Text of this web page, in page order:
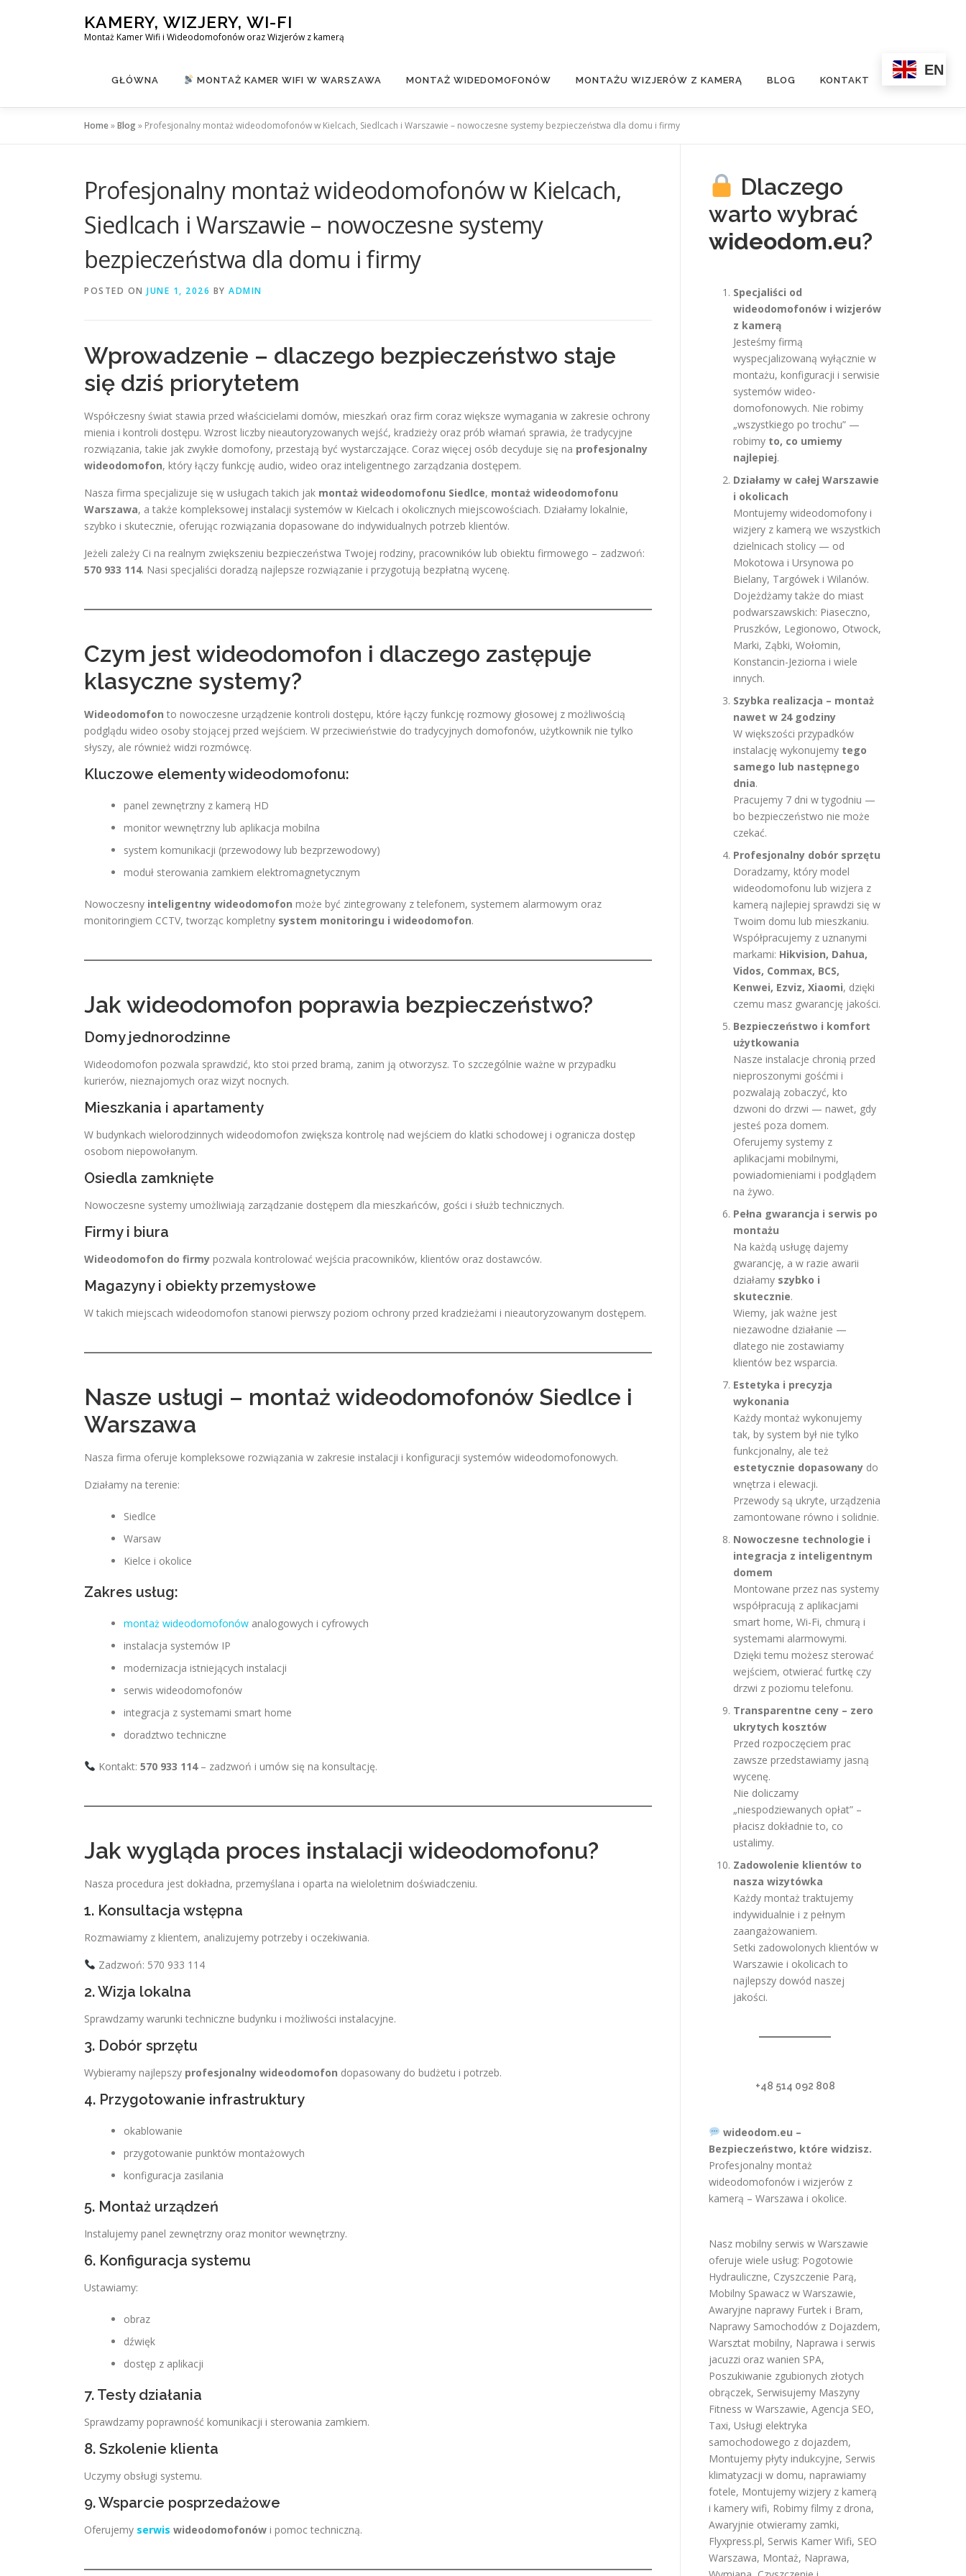
KAMERY, WIZJERY, WI-FI
Montaż Kamer Wifi i Wideodomofonów oraz Wizjerów z kamerą
GŁÓWNA MONTAŻ KAMER WIFI W WARSZAWA MONTAŻ WIDEDOMOFONÓW MONTAŻU WIZJERÓW Z KAMERĄ BLOG KONTAKT
EN
Home»Blog» Profesjonalny montaż wideodomofonów w Kielcach, Siedlcach i Warszawie – nowoczesne systemy bezpieczeństwa dla domu i firmy
Profesjonalny montaż wideodomofonów w Kielcach,
Siedlcach i Warszawie – nowoczesne systemy
bezpieczeństwa dla domu i firmy
POSTED ON JUNE 1, 2026 BY ADMIN
Wprowadzenie – dlaczego bezpieczeństwo staje
się dziś priorytetem
Współczesny świat stawia przed właścicielami domów, mieszkań oraz firm coraz większe wymagania w zakresie ochrony
mienia i kontroli dostępu. Wzrost liczby nieautoryzowanych wejść, kradzieży oraz prób włamań sprawia, że tradycyjne
rozwiązania, takie jak zwykłe domofony, przestają być wystarczające. Coraz więcej osób decyduje się na profesjonalny
wideodomofon, który łączy funkcję audio, wideo oraz inteligentnego zarządzania dostępem.
Nasza firma specjalizuje się w usługach takich jak montaż wideodomofonu Siedlce, montaż wideodomofonu
Warszawa, a także kompleksowej instalacji systemów w Kielcach i okolicznych miejscowościach. Działamy lokalnie,
szybko i skutecznie, oferując rozwiązania dopasowane do indywidualnych potrzeb klientów.
Jeżeli zależy Ci na realnym zwiększeniu bezpieczeństwa Twojej rodziny, pracowników lub obiektu firmowego – zadzwoń:
570 933 114. Nasi specjaliści doradzą najlepsze rozwiązanie i przygotują bezpłatną wycenę.
Czym jest wideodomofon i dlaczego zastępuje
klasyczne systemy?
Wideodomofon to nowoczesne urządzenie kontroli dostępu, które łączy funkcję rozmowy głosowej z możliwością
podglądu wideo osoby stojącej przed wejściem. W przeciwieństwie do tradycyjnych domofonów, użytkownik nie tylko
słyszy, ale również widzi rozmówcę.
Kluczowe elementy wideodomofonu:
panel zewnętrzny z kamerą HD
monitor wewnętrzny lub aplikacja mobilna
system komunikacji (przewodowy lub bezprzewodowy)
moduł sterowania zamkiem elektromagnetycznym
Nowoczesny inteligentny wideodomofon może być zintegrowany z telefonem, systemem alarmowym oraz
monitoringiem CCTV, tworząc kompletny system monitoringu i wideodomofon.
Jak wideodomofon poprawia bezpieczeństwo?
Domy jednorodzinne
Wideodomofon pozwala sprawdzić, kto stoi przed bramą, zanim ją otworzysz. To szczególnie ważne w przypadku
kurierów, nieznajomych oraz wizyt nocnych.
Mieszkania i apartamenty
W budynkach wielorodzinnych wideodomofon zwiększa kontrolę nad wejściem do klatki schodowej i ogranicza dostęp
osobom niepowołanym.
Osiedla zamknięte
Nowoczesne systemy umożliwiają zarządzanie dostępem dla mieszkańców, gości i służb technicznych.
Firmy i biura
Wideodomofon do firmy pozwala kontrolować wejścia pracowników, klientów oraz dostawców.
Magazyny i obiekty przemysłowe
W takich miejscach wideodomofon stanowi pierwszy poziom ochrony przed kradzieżami i nieautoryzowanym dostępem.
Nasze usługi – montaż wideodomofonów Siedlce i
Warszawa
Nasza firma oferuje kompleksowe rozwiązania w zakresie instalacji i konfiguracji systemów wideodomofonowych.
Działamy na terenie:
Siedlce
Warsaw
Kielce i okolice
Zakres usług:
montaż wideodomofonów analogowych i cyfrowych
instalacja systemów IP
modernizacja istniejących instalacji
serwis wideodomofonów
integracja z systemami smart home
doradztwo techniczne
Kontakt: 570 933 114– zadzwoń i umów się na konsultację.
Jak wygląda proces instalacji wideodomofonu?
Nasza procedura jest dokładna, przemyślana i oparta na wieloletnim doświadczeniu.
1. Konsultacja wstępna
Rozmawiamy z klientem, analizujemy potrzeby i oczekiwania.
Zadzwoń: 570 933 114
2. Wizja lokalna
Sprawdzamy warunki techniczne budynku i możliwości instalacyjne.
3. Dobór sprzętu
Wybieramy najlepszy profesjonalny wideodomofon dopasowany do budżetu i potrzeb.
4. Przygotowanie infrastruktury
okablowanie
przygotowanie punktów montażowych
konfiguracja zasilania
5. Montaż urządzeń
Instalujemy panel zewnętrzny oraz monitor wewnętrzny.
6. Konfiguracja systemu
Ustawiamy:
obraz
dźwięk
dostęp z aplikacji
7. Testy działania
Sprawdzamy poprawność komunikacji i sterowania zamkiem.
8. Szkolenie klienta
Uczymy obsługi systemu.
9. Wsparcie posprzedażowe
Oferujemy serwis wideodomofonów i pomoc techniczną.
Dlaczego
warto wybrać
wideodom.eu?
Specjaliści od
wideodomofonów i wizjerów
z kamerą
Jesteśmy firmą
wyspecjalizowaną wyłącznie w
montażu, konfiguracji i serwisie
systemów wideo-
domofonowych. Nie robimy
„wszystkiego po trochu” —
robimy to, co umiemy
najlepiej.
Działamy w całej Warszawie
i okolicach
Montujemy wideodomofony i
wizjery z kamerą we wszystkich
dzielnicach stolicy — od
Mokotowa i Ursynowa po
Bielany, Targówek i Wilanów.
Dojeżdżamy także do miast
podwarszawskich: Piaseczno,
Pruszków, Legionowo, Otwock,
Marki, Ząbki, Wołomin,
Konstancin-Jeziorna i wiele
innych.
Szybka realizacja – montaż
nawet w 24 godziny
W większości przypadków
instalację wykonujemy tego
samego lub następnego
dnia.
Pracujemy 7 dni w tygodniu —
bo bezpieczeństwo nie może
czekać.
Profesjonalny dobór sprzętu
Doradzamy, który model
wideodomofonu lub wizjera z
kamerą najlepiej sprawdzi się w
Twoim domu lub mieszkaniu.
Współpracujemy z uznanymi
markami: Hikvision, Dahua,
Vidos, Commax, BCS,
Kenwei, Ezviz, Xiaomi, dzięki
czemu masz gwarancję jakości.
Bezpieczeństwo i komfort
użytkowania
Nasze instalacje chronią przed
nieproszonymi gośćmi i
pozwalają zobaczyć, kto
dzwoni do drzwi — nawet, gdy
jesteś poza domem.
Oferujemy systemy z
aplikacjami mobilnymi,
powiadomieniami i podglądem
na żywo.
Pełna gwarancja i serwis po
montażu
Na każdą usługę dajemy
gwarancję, a w razie awarii
działamy szybko i
skutecznie.
Wiemy, jak ważne jest
niezawodne działanie —
dlatego nie zostawiamy
klientów bez wsparcia.
Estetyka i precyzja
wykonania
Każdy montaż wykonujemy
tak, by system był nie tylko
funkcjonalny, ale też
estetycznie dopasowany do
wnętrza i elewacji.
Przewody są ukryte, urządzenia
zamontowane równo i solidnie.
Nowoczesne technologie i
integracja z inteligentnym
domem
Montowane przez nas systemy
współpracują z aplikacjami
smart home, Wi-Fi, chmurą i
systemami alarmowymi.
Dzięki temu możesz sterować
wejściem, otwierać furtkę czy
drzwi z poziomu telefonu.
Transparentne ceny – zero
ukrytych kosztów
Przed rozpoczęciem prac
zawsze przedstawiamy jasną
wycenę.
Nie doliczamy
„niespodziewanych opłat” –
płacisz dokładnie to, co
ustalimy.
Zadowolenie klientów to
nasza wizytówka
Każdy montaż traktujemy
indywidualnie i z pełnym
zaangażowaniem.
Setki zadowolonych klientów w
Warszawie i okolicach to
najlepszy dowód naszej
jakości.
+48 514 092 808
wideodom.eu –
Bezpieczeństwo, które widzisz.
Profesjonalny montaż
wideodomofonów i wizjerów z
kamerą – Warszawa i okolice.
Nasz mobilny serwis w Warszawie
oferuje wiele usług: Pogotowie
Hydrauliczne, Czyszczenie Parą,
Mobilny Spawacz w Warszawie,
Awaryjne naprawy Furtek i Bram,
Naprawy Samochodów z Dojazdem,
Warsztat mobilny, Naprawa i serwis
jacuzzi oraz wanien SPA,
Poszukiwanie zgubionych złotych
obrączek, Serwisujemy Maszyny
Fitness w Warszawie, Agencja SEO,
Taxi, Usługi elektryka
samochodowego z dojazdem,
Montujemy płyty indukcyjne, Serwis
klimatyzacji w domu, naprawiamy
fotele, Montujemy wizjery z kamerą
i kamery wifi, Robimy filmy z drona,
Awaryjnie otwieramy zamki,
Flyxpress.pl, Serwis Kamer Wifi, SEO
Warszawa, Montaż, Naprawa,